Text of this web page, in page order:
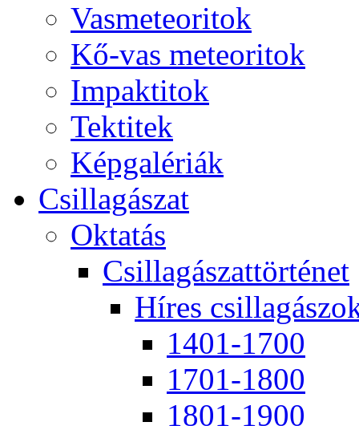
Vas­me­te­o­ri­tok
Kő-vas me­te­o­ri­tok
Imp­ak­ti­tok
Tek­ti­tek
Kép­ga­lé­ri­ák
Csil­la­gá­szat
Ok­ta­tás
Csil­la­gá­szat­tör­té­net
Hí­res
1401-1700
1701-1800
1801-1900